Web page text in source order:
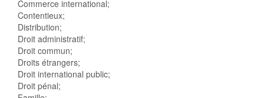
Commerce international;
Contentieux;
Distribution;
Droit administratif;
Droit commun;
Droits étrangers;
Droit international public;
Droit pénal;